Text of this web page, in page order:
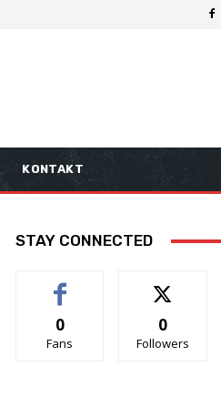
KONTAKT
STAY CONNECTED
0
Fans
0
Followers